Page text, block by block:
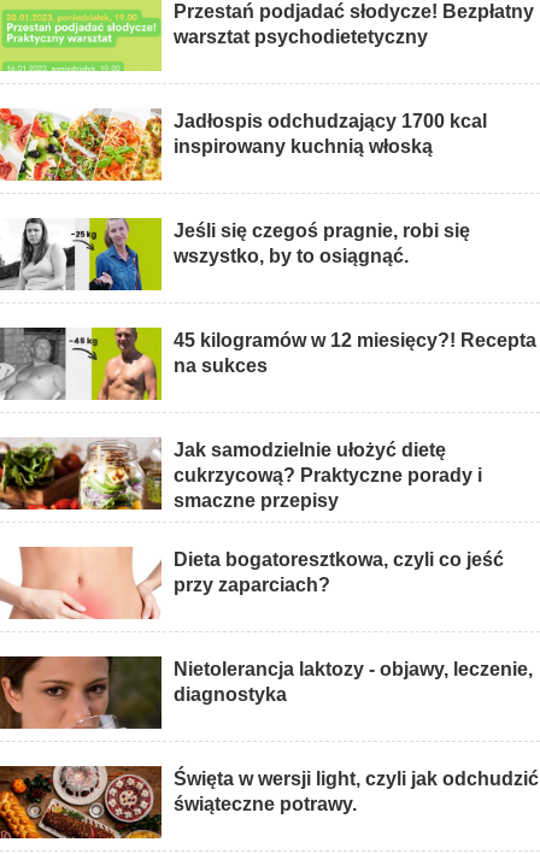
Przestań podjadać słodycze! Bezpłatny
warsztat psychodietetyczny
Jadłospis odchudzający 1700 kcal
inspirowany kuchnią włoską
Jeśli się czegoś pragnie, robi się
wszystko, by to osiągnąć.
45 kilogramów w 12 miesięcy?! Recepta
na sukces
Jak samodzielnie ułożyć dietę
cukrzycową? Praktyczne porady i
smaczne przepisy
Dieta bogatoresztkowa, czyli co jeść
przy zaparciach?
Nietolerancja laktozy - objawy, leczenie,
diagnostyka
Święta w wersji light, czyli jak odchudzić
świąteczne potrawy.